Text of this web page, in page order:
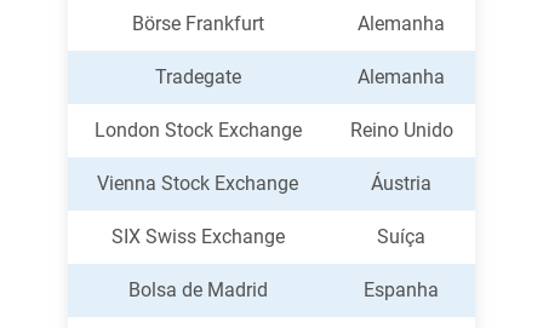
Börse Frankfurt Alemanha
Tradegate Alemanha
London Stock Exchange Reino Unido
Vienna Stock Exchange Áustria
SIX Swiss Exchange Suíça
Bolsa de Madrid Espanha